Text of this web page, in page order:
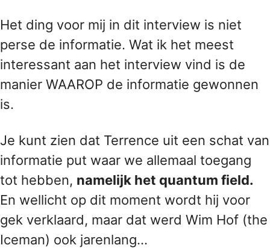
Het ding voor mij in dit interview is niet
perse de informatie. Wat ik het meest
interessant aan het interview vind is de
manier WAAROP de informatie gewonnen
is.
Je kunt zien dat Terrence uit een schat van
informatie put waar we allemaal toegang
tot hebben, namelijk het quantum field.
En wellicht op dit moment wordt hij voor
gek verklaard, maar dat werd Wim Hof (the
Iceman) ook jarenlang...